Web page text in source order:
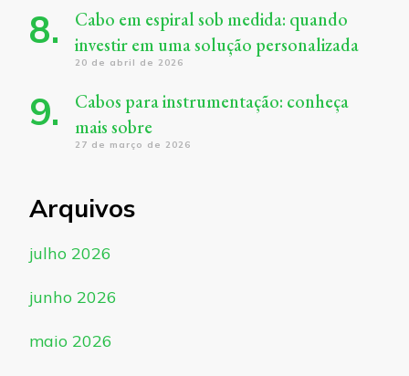
Cabo em espiral sob medida: quando
investir em uma solução personalizada
20 de abril de 2026
Cabos para instrumentação: conheça
mais sobre
27 de março de 2026
Arquivos
julho 2026
junho 2026
maio 2026